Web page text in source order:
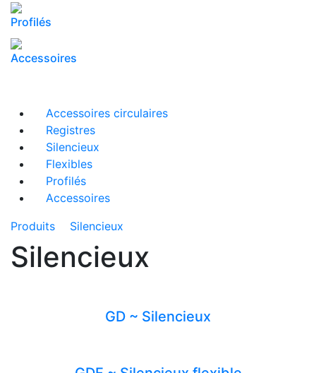
Profilés
Accessoires
Accessoires circulaires
Registres
Silencieux
Flexibles
Profilés
Accessoires
Produits
Silencieux
Silencieux
GD ~ Silencieux